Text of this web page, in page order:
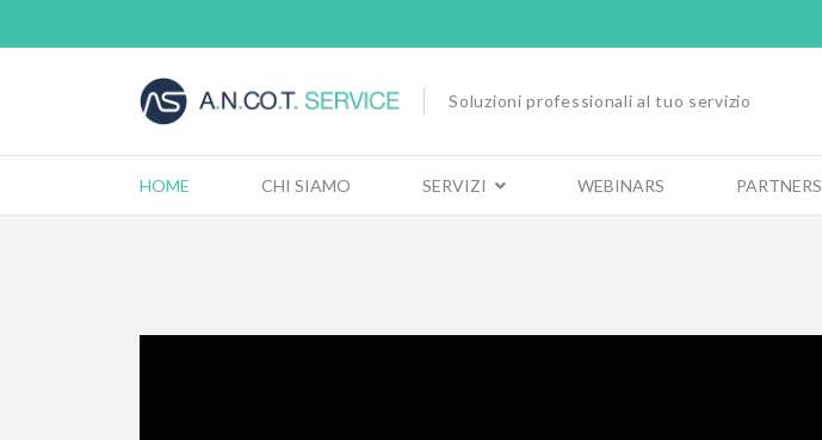
Soluzioni professionali al tuo servizio
HOME CHI SIAMO SERVIZI WEBINARS PARTNERS